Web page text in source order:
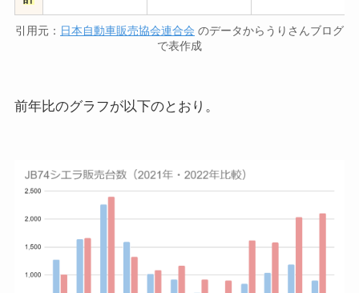
引用元： 日本自動車販売協会連合会 のデータからうりさんブログ
で表作成
前年比のグラフが以下のとおり。